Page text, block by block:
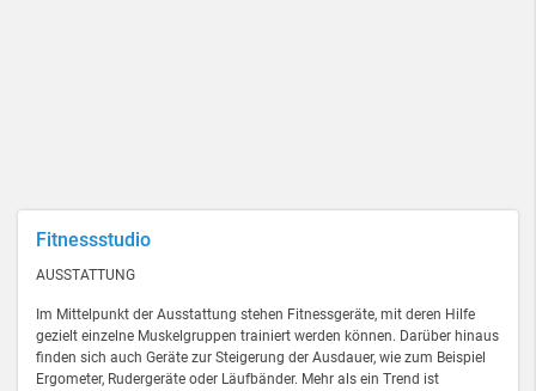
Fitnessstudio
AUSSTATTUNG
Im Mittelpunkt der Ausstattung stehen Fitnessgeräte, mit deren Hilfe
gezielt einzelne Muskelgruppen trainiert werden können. Darüber hinaus
finden sich auch Geräte zur Steigerung der Ausdauer, wie zum Beispiel
Ergometer, Rudergeräte oder Läufbänder. Mehr als ein Trend ist